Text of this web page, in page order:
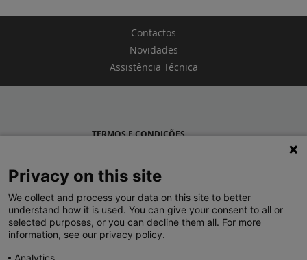
Contactos
Novidades
Assistência Técnica
TERMOS E CONDIÇÕES
LEGRAND PORTUGAL
GRUPO LEGRAND NO MUNDO
Privacy on this site
We collect and process your data on this site to better
understand how it is used. You can give your consent to all or
selected purposes, or you can decline them all. For more
information, see our privacy policy.
Analytics